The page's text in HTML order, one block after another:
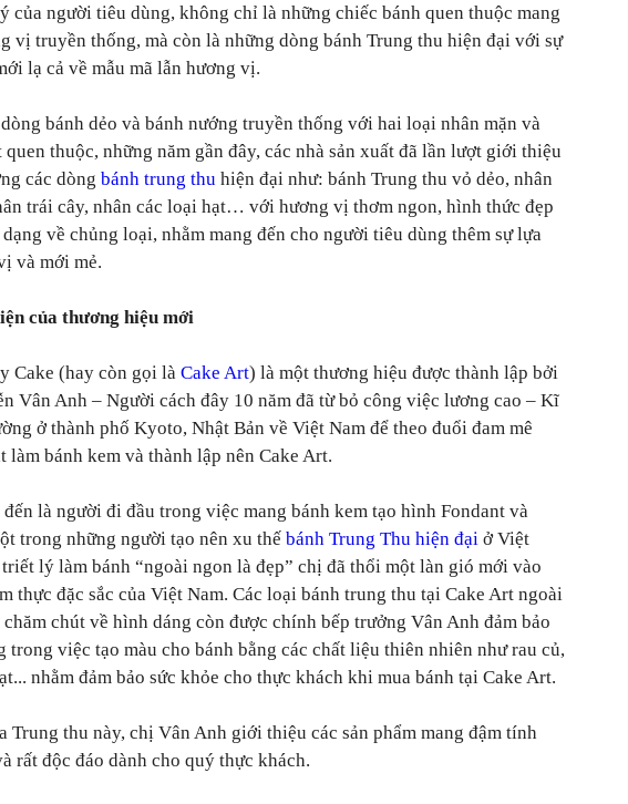
của người tiêu dùng, không chỉ là những chiếc bánh quen thuộc mang
vị truyền thống, mà còn là những dòng bánh Trung thu hiện đại với sự
lạ cả về mẫu mã lẫn hương vị.
bánh dẻo và bánh nướng truyền thống với hai loại nhân mặn và
quen thuộc, những năm gần đây, các nhà sản xuất đã lần lượt giới thiệu
các dòng bánh trung thu hiện đại như: bánh Trung thu vỏ dẻo, nhân
trái cây, nhân các loại hạt… với hương vị thơm ngon, hình thức đẹp
dạng về chủng loại, nhằm mang đến cho người tiêu dùng thêm sự lựa
và mới mẻ.
của thương hiệu mới
Cake (hay còn gọi là Cake Art) là một thương hiệu được thành lập bởi
Vân Anh – Người cách đây 10 năm đã từ bỏ công việc lương cao – Kĩ
ở thành phố Kyoto, Nhật Bản về Việt Nam để theo đuổi đam mê
làm bánh kem và thành lập nên Cake Art.
là người đi đầu trong việc mang bánh kem tạo hình Fondant và
trong những người tạo nên xu thế bánh Trung Thu hiện đại ở Việt
lý làm bánh “ngoài ngon là đẹp” chị đã thổi một làn gió mới vào
thực đặc sắc của Việt Nam. Các loại bánh trung thu tại Cake Art ngoài
chút về hình dáng còn được chính bếp trưởng Vân Anh đảm bảo
trong việc tạo màu cho bánh bằng các chất liệu thiên nhiên như rau củ,
nhằm đảm bảo sức khỏe cho thực khách khi mua bánh tại Cake Art.
Trung thu này, chị Vân Anh giới thiệu các sản phẩm mang đậm tính
rất độc đáo dành cho quý thực khách.